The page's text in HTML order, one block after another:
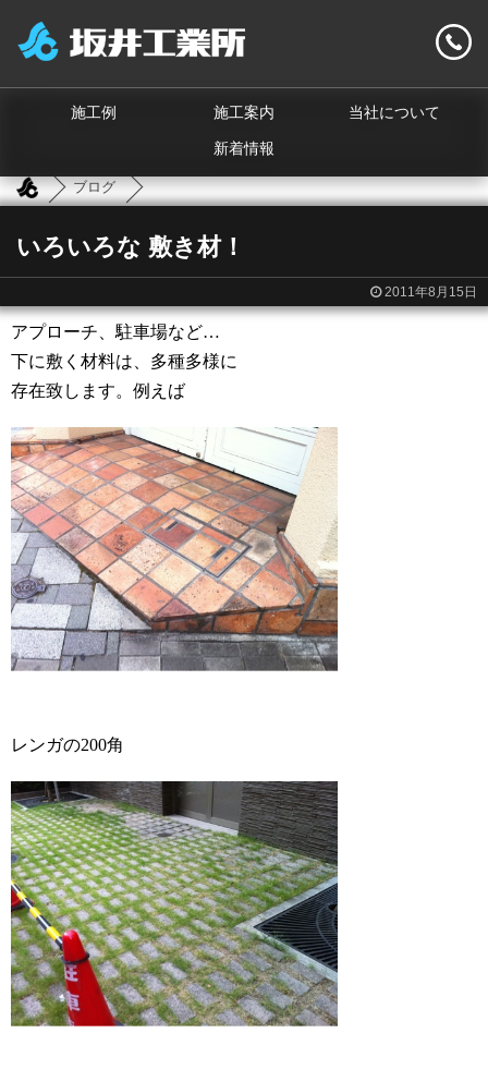
施工例 施工案内 当社について
新着情報
ブログ
いろいろな 敷き材！
2011年8月15日
アプローチ、駐車場など…
下に敷く材料は、多種多様に
存在致します。例えば
レンガの200角